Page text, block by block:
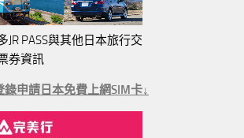
JR PASS與其他日本旅行交
券資訊
錄申請日本免費上網SIM卡↓